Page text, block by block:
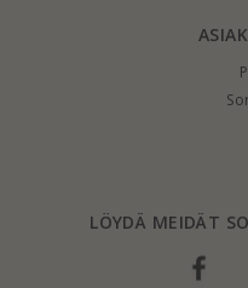
LÖYDÄ MEIDÄT